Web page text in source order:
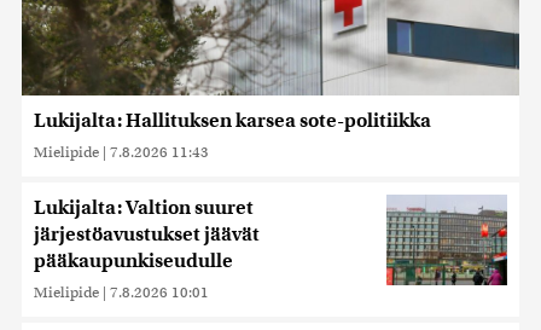
Lukijalta: Hallituksen karsea sote-politiikka
Mielipide | 7.8.2026 11:43
Lukijalta: Valtion suuret
järjestöavustukset jäävät
pääkaupunkiseudulle
Mielipide | 7.8.2026 10:01